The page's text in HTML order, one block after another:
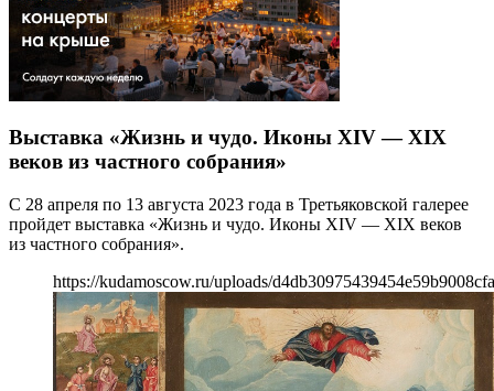
Выставка «Жизнь и чудо. Иконы XIV — XIX
веков из частного собрания»
С 28 апреля по 13 августа 2023 года в Третьяковской галерее
пройдет выставка «Жизнь и чудо. Иконы XIV — XIX веков
из частного собрания».
https://kudamoscow.ru/uploads/